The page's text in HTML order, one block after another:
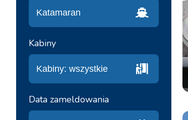
Kabiny
Data zameldowania